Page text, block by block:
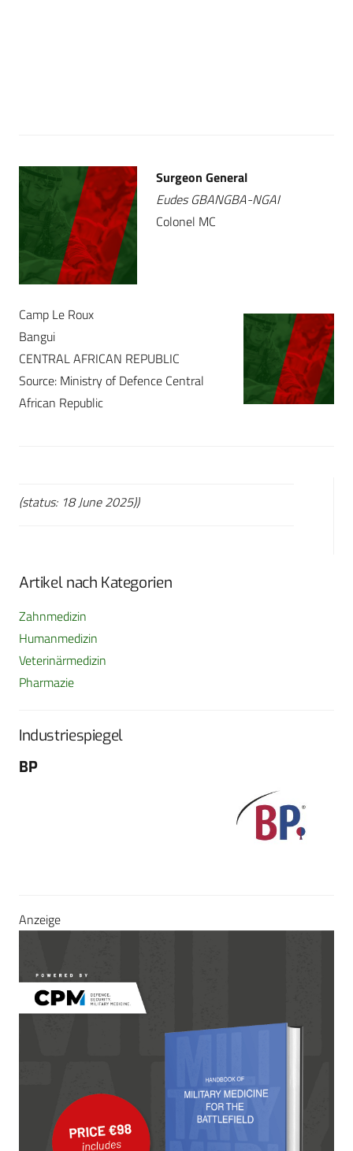
Surgeon General
Eudes GBANGBA-NGAI
Colonel MC
Camp Le Roux
Bangui
CENTRAL AFRICAN REPUBLIC
Source: Ministry of Defence Central
African Republic
(status: 18 June 2025))
Artikel nach Kategorien
Zahnmedizin
Humanmedizin
Veterinärmedizin
Pharmazie
Industriespiegel
BP
Anzeige